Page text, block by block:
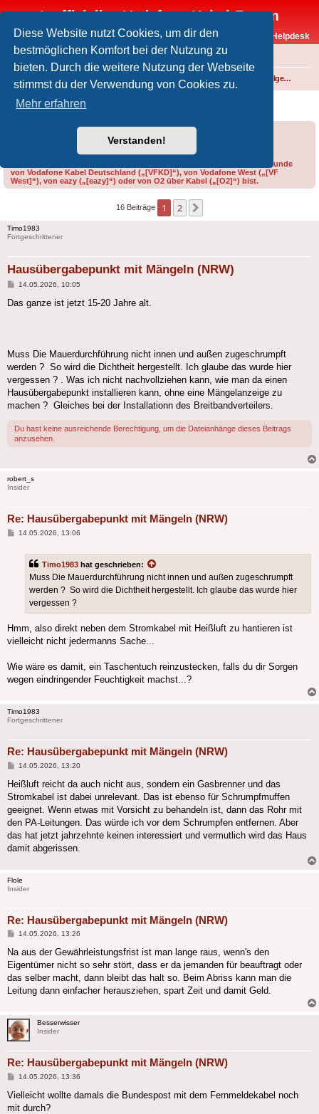
Diese Website nutzt Cookies, um dir den
bestmöglichen Komfort bei der Nutzung zu
bieten. Durch die weitere Nutzung der Webseite
stimmst du der Verwendung von Cookies zu.
Mehr erfahren
Verstanden!
Inoffizielles Vodafone-Kabel-Forum
Vodafone-Kabel-Helpdesk
FAQ
Foren-Übersicht Technik allgemein
Hausübergabepunkt mit Mängeln (NRW)
Bitte gib bei der Erstellung eines Threads im Feld „Präfix“ an, ob du Kunde
von Vodafone Kabel Deutschland („[VFKD]“), von Vodafone West („[VF
West]“), von eazy („[eazy]“) oder von O2 über Kabel („[O2]“) bist.
16 Beiträge 1 2
Timo1983
Fortgeschrittener
Hausübergabepunkt mit Mängeln (NRW)
Beitrag
14.05.2026, 10:05
Das ganze ist jetzt 15-20 Jahre alt.
Muss Die Mauerdurchführung nicht innen und außen zugeschrumpft
werden ? So wird die Dichtheit hergestellt. Ich glaube das wurde hier
vergessen ? . Was ich nicht nachvollziehen kann, wie man da einen
Hausübergabepunkt installieren kann, ohne eine Mängelanzeige zu
machen ? Gleiches bei der Installationn des Breitbandverteilers.
Du hast keine ausreichende Berechtigung, um die Dateianhänge dieses Beitrags
anzusehen.
robert_s
Insider
Re: Hausübergabepunkt mit Mängeln (NRW)
Beitrag
14.05.2026, 13:06
Timo1983 hat geschrieben:
Muss Die Mauerdurchführung nicht innen und außen zugeschrumpft
werden ? So wird die Dichtheit hergestellt. Ich glaube das wurde hier
vergessen ?
Hmm, also direkt neben dem Stromkabel mit Heißluft zu hantieren ist
vielleicht nicht jedermanns Sache...
Wie wäre es damit, ein Taschentuch reinzustecken, falls du dir Sorgen
wegen eindringender Feuchtigkeit machst...?
Timo1983
Fortgeschrittener
Re: Hausübergabepunkt mit Mängeln (NRW)
Beitrag
14.05.2026, 13:20
Heißluft reicht da auch nicht aus, sondern ein Gasbrenner und das
Stromkabel ist dabei unrelevant. Das ist ebenso für Schrumpfmuffen
geeignet. Wenn etwas mit Vorsicht zu behandeln ist, dann das Rohr mit
den PA-Leitungen. Das würde ich vor dem Schrumpfen entfernen. Aber
das hat jetzt jahrzehnte keinen interessiert und vermutlich wird das Haus
damit abgerissen.
Flole
Insider
Re: Hausübergabepunkt mit Mängeln (NRW)
Beitrag
14.05.2026, 13:26
Na aus der Gewährleistungsfrist ist man lange raus, wenn's den
Eigentümer nicht so sehr stört, dass er da jemanden für beauftragt oder
das selber macht, dann bleibt das halt so. Beim Abriss kann man die
Leitung dann einfacher herausziehen, spart Zeit und damit Geld.
Besserwisser
Insider
Re: Hausübergabepunkt mit Mängeln (NRW)
Beitrag
14.05.2026, 13:36
Vielleicht wollte damals die Bundespost mit dem Fernmeldekabel noch
mit durch?